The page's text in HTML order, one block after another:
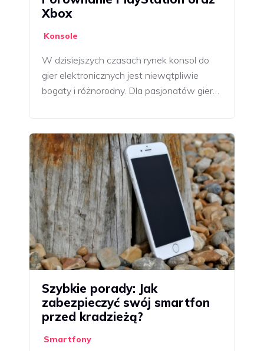
Xbox
Konsole
W dzisiejszych czasach rynek konsol do
gier elektronicznych jest niewątpliwie
bogaty i różnorodny. Dla pasjonatów gier…
Szybkie porady: Jak
zabezpieczyć swój smartfon
przed kradzieżą?
Smartfony